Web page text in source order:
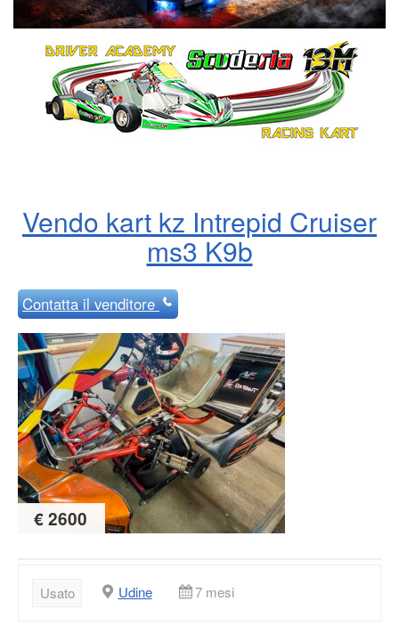
Vendo kart kz Intrepid Cruiser
ms3 K9b
Contattail venditore
€ 2600
Usato Udine 7 mesi